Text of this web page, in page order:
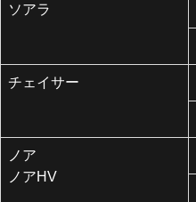
ソアラ
チェイサー
ノア
ノアHV